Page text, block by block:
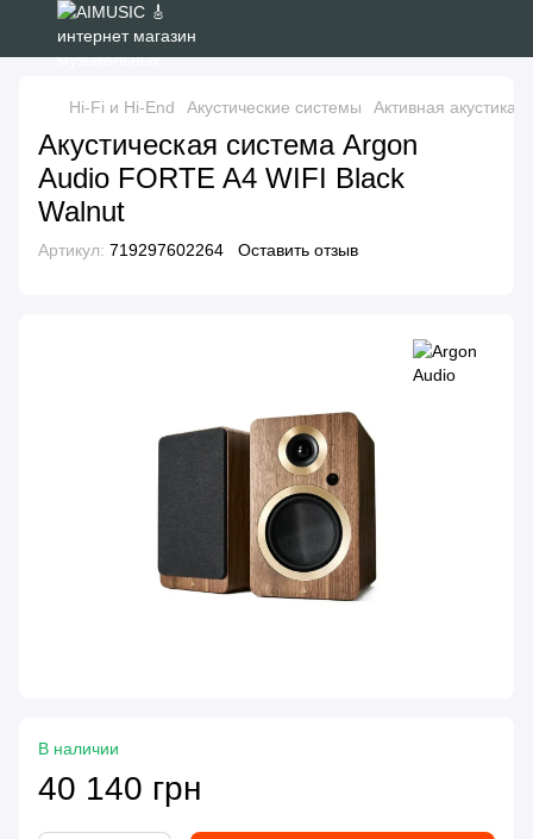
Hi-Fi и Hi-End Акустические системы Активная акустика
Акустическая система Argon
Audio FORTE A4 WIFI Black
Walnut
Артикул: 719297602264 Оставить отзыв
В наличии
40 140 грн